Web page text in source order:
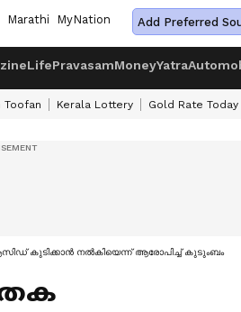
Marathi MyNation Add Preferred
LifePravasamMoneyYatra
Toofan Kerala Lottery Gold Rate Today
കുടിക്കാന്‍ നല്‍കിയെന്ന് ആരോപിച്ച് കുടുംബം